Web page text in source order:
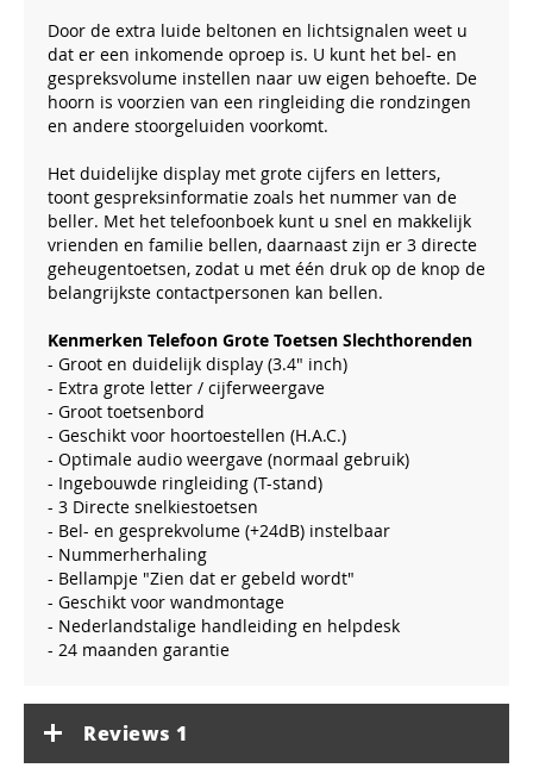
Door de extra luide beltonen en lichtsignalen weet u
dat er een inkomende oproep is. U kunt het bel- en
gespreksvolume instellen naar uw eigen behoefte. De
hoorn is voorzien van een ringleiding die rondzingen
en andere stoorgeluiden voorkomt.
Het duidelijke display met grote cijfers en letters,
toont gespreksinformatie zoals het nummer van de
beller. Met het telefoonboek kunt u snel en makkelijk
vrienden en familie bellen, daarnaast zijn er 3 directe
geheugentoetsen, zodat u met één druk op de knop de
belangrijkste contactpersonen kan bellen.
Kenmerken Telefoon Grote Toetsen Slechthorenden
- Groot en duidelijk display (3.4" inch)
- Extra grote letter / cijferweergave
- Groot toetsenbord
- Geschikt voor hoortoestellen (H.A.C.)
- Optimale audio weergave (normaal gebruik)
- Ingebouwde ringleiding (T-stand)
- 3 Directe snelkiestoetsen
- Bel- en gesprekvolume (+24dB) instelbaar
- Nummerherhaling
- Bellampje "Zien dat er gebeld wordt"
- Geschikt voor wandmontage
- Nederlandstalige handleiding en helpdesk
- 24 maanden garantie
Reviews 1